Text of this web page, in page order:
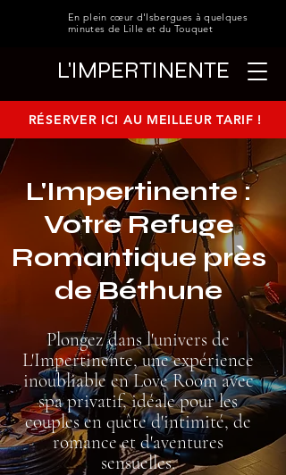
En plein cœur d'Isbergues à quelques
minutes de Lille et du Touquet
L'IMPERTINENTE
RÉSERVER ICI AU MEILLEUR TARIF !
L'Impertinente :
Votre Refuge
Romantique près
de Béthune
Plongez dans l'univers de
L'Impertinente, une expérience
inoubliable en Love Room avec
spa privatif, idéale pour les
couples en quête d'intimité, de
romance et d'aventures
sensuelles.